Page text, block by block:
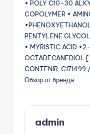
• POLY C10-30
COPOLYMER •
PENTYLENE
• MYRISTIC ACID
OCTADECANEDIOL
CONTENIR:
Обзор от бренда
admin